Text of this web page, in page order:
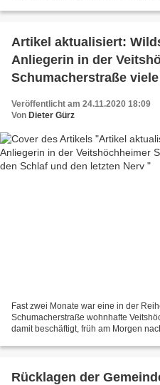
Artikel aktualisiert:
Anliegerin in der
Schumacherstraße
Veröffentlicht am 24.11.2020 18:09
Von Dieter Gürz
Fast zwei Monate war eine in der
Schumacherstraße wohnhafte
damit beschäftigt, früh am Morgen
Rücklagen der